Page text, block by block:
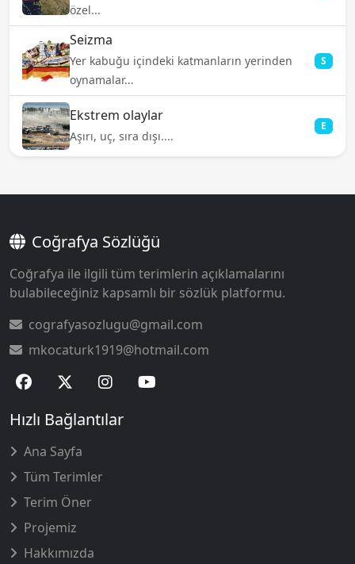
özel...
Seizma
Yer kabuğu içindeki katmanların yerinden
oynamalar...
S
Ekstrem olaylar
Aşırı, uç, sıra dışı....
E
Coğrafya Sözlüğü
Coğrafya ile ilgili tüm terimlerin açıklamalarını
bulabileceğiniz kapsamlı bir sözlük platformu.
cografyasozlugu@gmail.com
mkocaturk1919@hotmail.com
Hızlı Bağlantılar
Ana Sayfa
Tüm Terimler
Terim Öner
Projemiz
Hakkımızda